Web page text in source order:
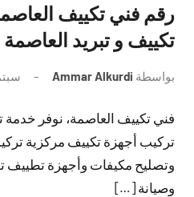
تكييف و تبريد العاصمة
بواسطة Ammar Alkurdi سبتمبر
فني تكييف العاصمة، نوفر
تركيب أجهزة تكييف مركزية
وتصليح مكيفات وأجهزة تطييف
وصيانة […]